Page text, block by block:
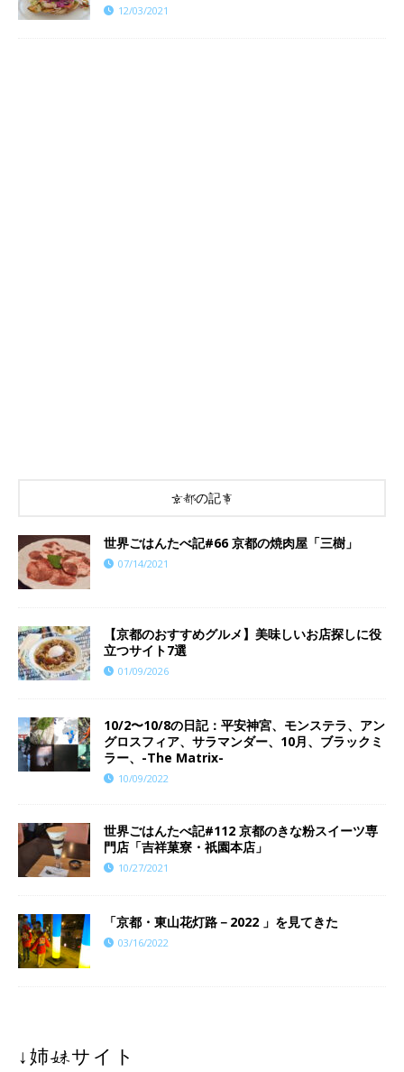
12/03/2021
京都の記事
世界ごはんたべ記#66 京都の焼肉屋「三樹」
07/14/2021
【京都のおすすめグルメ】美味しいお店探しに役
立つサイト7選
01/09/2026
10/2〜10/8の日記：平安神宮、モンステラ、アン
グロスフィア、サラマンダー、10月、ブラックミ
ラー、-The Matrix-
10/09/2022
世界ごはんたべ記#112 京都のきな粉スイーツ専
門店「吉祥菓寮・祇園本店」
10/27/2021
「京都・東山花灯路－2022 」を見てきた
03/16/2022
↓姉妹サイト